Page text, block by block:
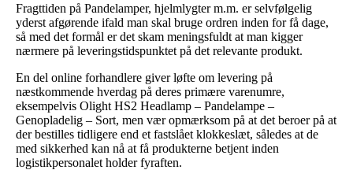
Fragttiden på Pandelamper, hjelmlygter m.m. er selvfølgelig
yderst afgørende ifald man skal bruge ordren inden for få dage,
så med det formål er det skam meningsfuldt at man kigger
nærmere på leveringstidspunktet på det relevante produkt.
En del online forhandlere giver løfte om levering på
næstkommende hverdag på deres primære varenumre,
eksempelvis Olight HS2 Headlamp – Pandelampe –
Genopladelig – Sort, men vær opmærksom på at det beroer på at
der bestilles tidligere end et fastslået klokkeslæt, således at de
med sikkerhed kan nå at få produkterne betjent inden
logistikpersonalet holder fyraften.